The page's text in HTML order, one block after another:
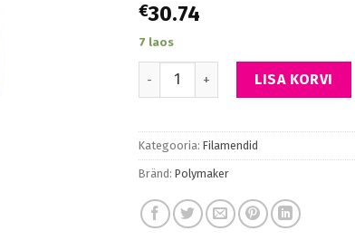
€30.74
7 laos
Panchroma PLA Starlight, Starlight
LISA KORVI
Kategooria: Filamendid
Bränd: Polymaker